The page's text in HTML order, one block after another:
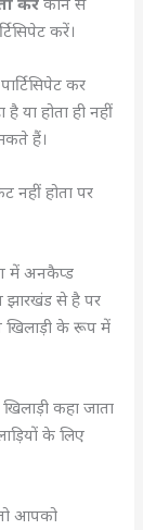
करें।
कर
या होता ही नहीं
हैं।
नहीं होता पर
में अनकैप्ड
झारखंड से है पर
खिलाड़ी के रूप में
कहा जाता
के लिए
आपको